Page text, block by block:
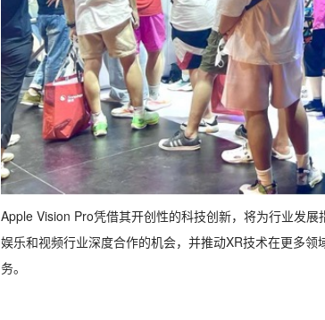
Apple Vision Pro凭借其开创性的科技创新，将为行业发
娱乐和视频行业深度合作的机会，并推动XR技术在更多
务。